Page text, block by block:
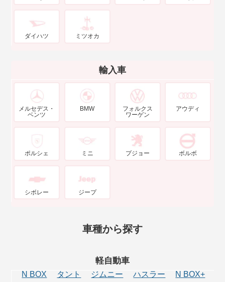
ダイハツ ミツオカ
輸入車
メルセデス・
ベンツ
BMW
フォルクス
ワーゲン
アウディ
ポルシェ ミニ プジョー ボルボ
シボレー ジープ
車種から探す
軽自動車
N BOX タント ジムニー ハスラー
N BOX+